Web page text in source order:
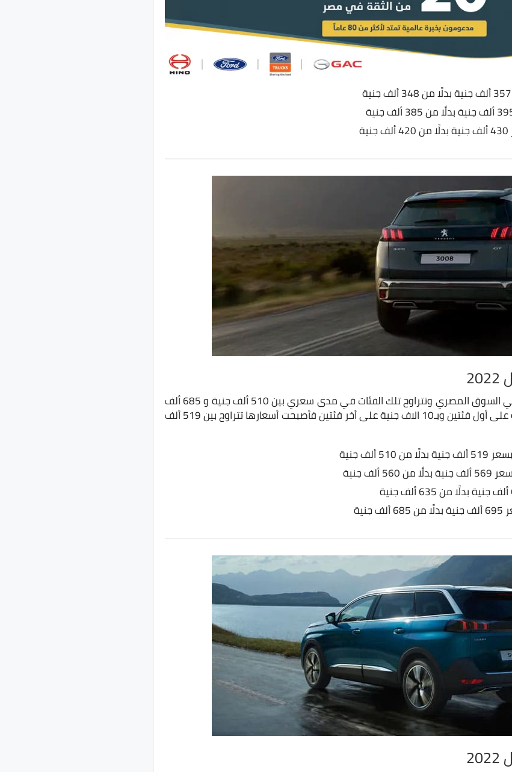
بـ4 فئات في السوق المصري وتتراوح تلك الفئات في مدى سعري بين 510 ألف جنية و 685 ألف
جنية وقدرت الزيادة بـ9 آلاف جنية على أول فئتين وبـ10 الاف جنية على أخر فئتين فأصبحت أسعارها تتراوح بين 519 ألف